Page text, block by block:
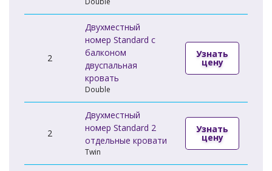
2
Двухместный
номер Standard с
балконом
двуспальная
кровать
Double
Узнать
цену
2
Двухместный
номер Standard 2
отдельные кровати
Twin
Узнать
цену